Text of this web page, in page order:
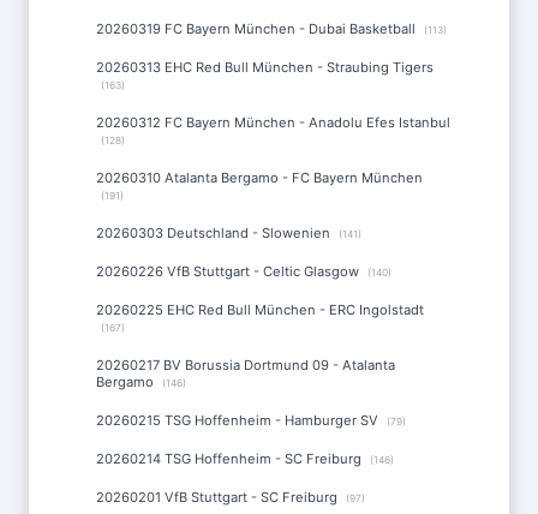
20260319 FC Bayern München - Dubai Basketball (113)
20260313 EHC Red Bull München - Straubing Tigers
(163)
20260312 FC Bayern München - Anadolu Efes Istanbul
(128)
20260310 Atalanta Bergamo - FC Bayern München
(191)
20260303 Deutschland - Slowenien (141)
20260226 VfB Stuttgart - Celtic Glasgow (140)
20260225 EHC Red Bull München - ERC Ingolstadt
(167)
20260217 BV Borussia Dortmund 09 - Atalanta
Bergamo
(146)
20260215 TSG Hoffenheim - Hamburger SV (79)
20260214 TSG Hoffenheim - SC Freiburg (146)
20260201 VfB Stuttgart - SC Freiburg (97)